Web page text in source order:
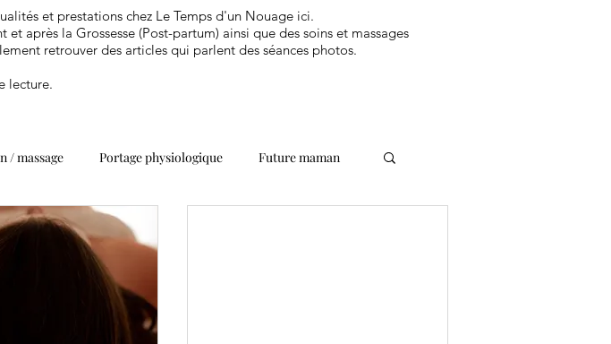
et prestations chez Le Temps d'un Nouage ici.
après la Grossesse (Post-partum) ainsi que des soins et massages
retrouver des articles qui parlent des séances photos.
lecture.
/ massage Portage physiologique Future maman